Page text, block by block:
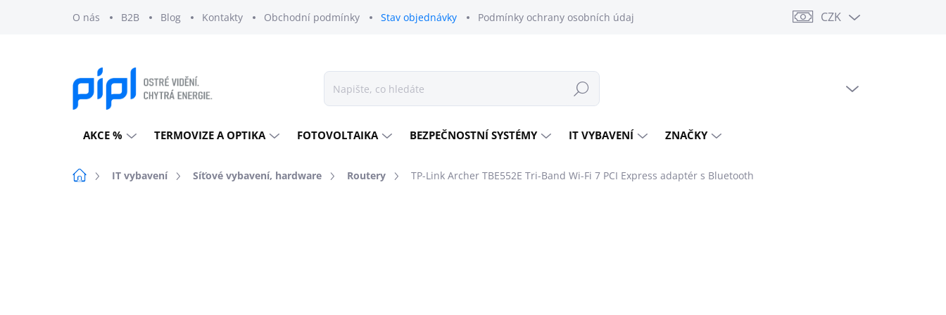
O nás B2B Blog Kontakty Obchodní podmínky Stav objednávky Podmínky ochrany osobních údajů CZK
Hledat
AKCE % TERMOVIZE A OPTIKA FOTOVOLTAIKA BEZPEČNOSTNÍ SYSTÉMY IT VYBAVENÍ ZNAČKY
DomůIT vybavení Síťové vybavení, hardware Routery TP-Link Archer TBE552E Tri-Band Wi-Fi 7 PCI Express adaptér s Bluetooth